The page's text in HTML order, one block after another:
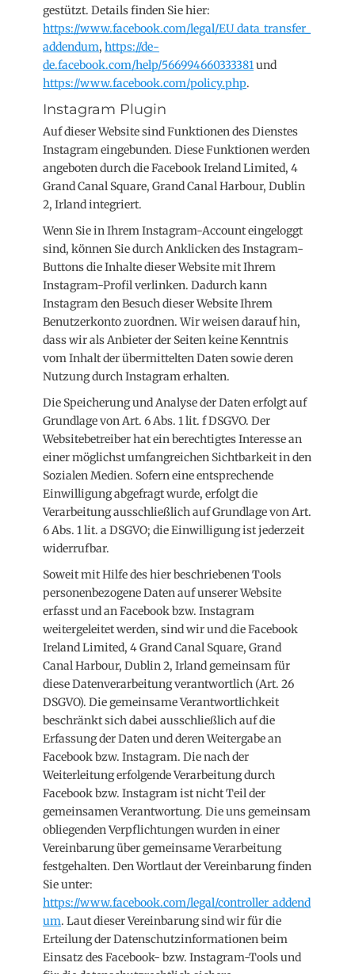
gestützt. Details finden Sie hier:
https://www.facebook.com/legal/EU_data_transfer_
addendum, https://de-
de.facebook.com/help/566994660333381und
https://www.facebook.com/policy.php.
Instagram Plugin
Auf dieser Website sind Funktionen des Dienstes
Instagram eingebunden. Diese Funktionen werden
angeboten durch die Facebook Ireland Limited, 4
Grand Canal Square, Grand Canal Harbour, Dublin
2, Irland integriert.
Wenn Sie in Ihrem Instagram-Account eingeloggt
sind, können Sie durch Anklicken des Instagram-
Buttons die Inhalte dieser Website mit Ihrem
Instagram-Profil verlinken. Dadurch kann
Instagram den Besuch dieser Website Ihrem
Benutzerkonto zuordnen. Wir weisen darauf hin,
dass wir als Anbieter der Seiten keine Kenntnis
vom Inhalt der übermittelten Daten sowie deren
Nutzung durch Instagram erhalten.
Die Speicherung und Analyse der Daten erfolgt auf
Grundlage von Art. 6 Abs. 1 lit. f DSGVO. Der
Websitebetreiber hat ein berechtigtes Interesse an
einer möglichst umfangreichen Sichtbarkeit in den
Sozialen Medien. Sofern eine entsprechende
Einwilligung abgefragt wurde, erfolgt die
Verarbeitung ausschließlich auf Grundlage von Art.
6 Abs. 1 lit. a DSGVO; die Einwilligung ist jederzeit
widerrufbar.
Soweit mit Hilfe des hier beschriebenen Tools
personenbezogene Daten auf unserer Website
erfasst und an Facebook bzw. Instagram
weitergeleitet werden, sind wir und die Facebook
Ireland Limited, 4 Grand Canal Square, Grand
Canal Harbour, Dublin 2, Irland gemeinsam für
diese Datenverarbeitung verantwortlich (Art. 26
DSGVO). Die gemeinsame Verantwortlichkeit
beschränkt sich dabei ausschließlich auf die
Erfassung der Daten und deren Weitergabe an
Facebook bzw. Instagram. Die nach der
Weiterleitung erfolgende Verarbeitung durch
Facebook bzw. Instagram ist nicht Teil der
gemeinsamen Verantwortung. Die uns gemeinsam
obliegenden Verpflichtungen wurden in einer
Vereinbarung über gemeinsame Verarbeitung
festgehalten. Den Wortlaut der Vereinbarung finden
Sie unter:
https://www.facebook.com/legal/controller_addend
um. Laut dieser Vereinbarung sind wir für die
Erteilung der Datenschutzinformationen beim
Einsatz des Facebook- bzw. Instagram-Tools und